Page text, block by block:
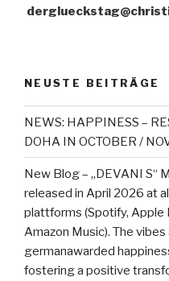
NEUSTE BEITRÄGE
NEWS: HAPPINESS –
DOHA IN OCTOBER /
New Blog – „DEVANI S“
released in April 2026 at
plattforms (Spotify, Apple
Amazon Music). The
germanawarded
fostering a positive